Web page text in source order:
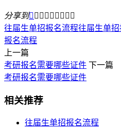
分享到        
往届生单招报名流程往届生单
报名流程
上一篇
考研报名需要哪些证件 下一篇
考研报名需要哪些证件
相关推荐
往届生单招报名流程